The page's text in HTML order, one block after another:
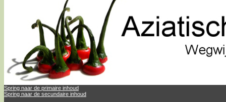
Spring naar de primaire inhoud
Spring naar de secundaire inhoud